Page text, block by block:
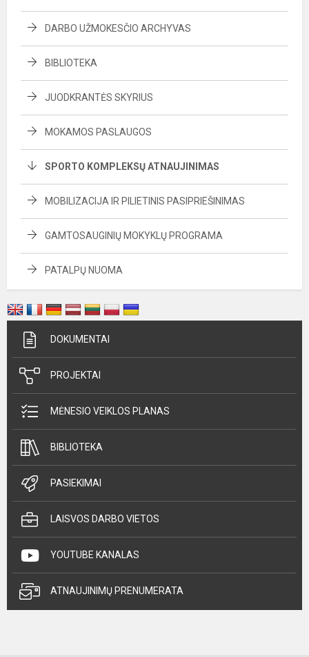
DARBO UŽMOKESČIO ARCHYVAS
BIBLIOTEKA
JUODKRANTĖS SKYRIUS
MOKAMOS PASLAUGOS
SPORTO KOMPLEKSŲ ATNAUJINIMAS
MOBILIZACIJA IR PILIETINIS PASIPRIEŠINIMAS
GAMTOSAUGINIŲ MOKYKLŲ PROGRAMA
PATALPŲ NUOMA
DOKUMENTAI
PROJEKTAI
MĖNESIO VEIKLOS PLANAS
BIBLIOTEKA
PASIEKIMAI
LAISVOS DARBO VIETOS
YOUTUBE KANALAS
ATNAUJINIMŲ PRENUMERATA